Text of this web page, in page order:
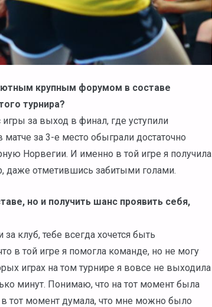
крупным форумом в составе
турнира?
за выход в финал, где уступили
матче за 3-е место обыграли достаточно
Норвегии. И именно в той игре я получила
даже отметившись забитыми голами.
но и получить шанс проявить себя,
клуб, тебе всегда хочется быть
в той игре я помогла команде, но не могу
играх на том турнире я вовсе не выходила
минут. Понимаю, что на тот момент была
тот момент думала, что мне можно было